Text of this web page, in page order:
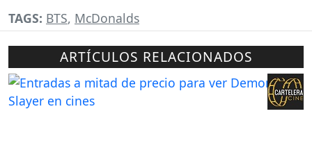
TAGS: BTS, McDonalds
ARTÍCULOS RELACIONADOS